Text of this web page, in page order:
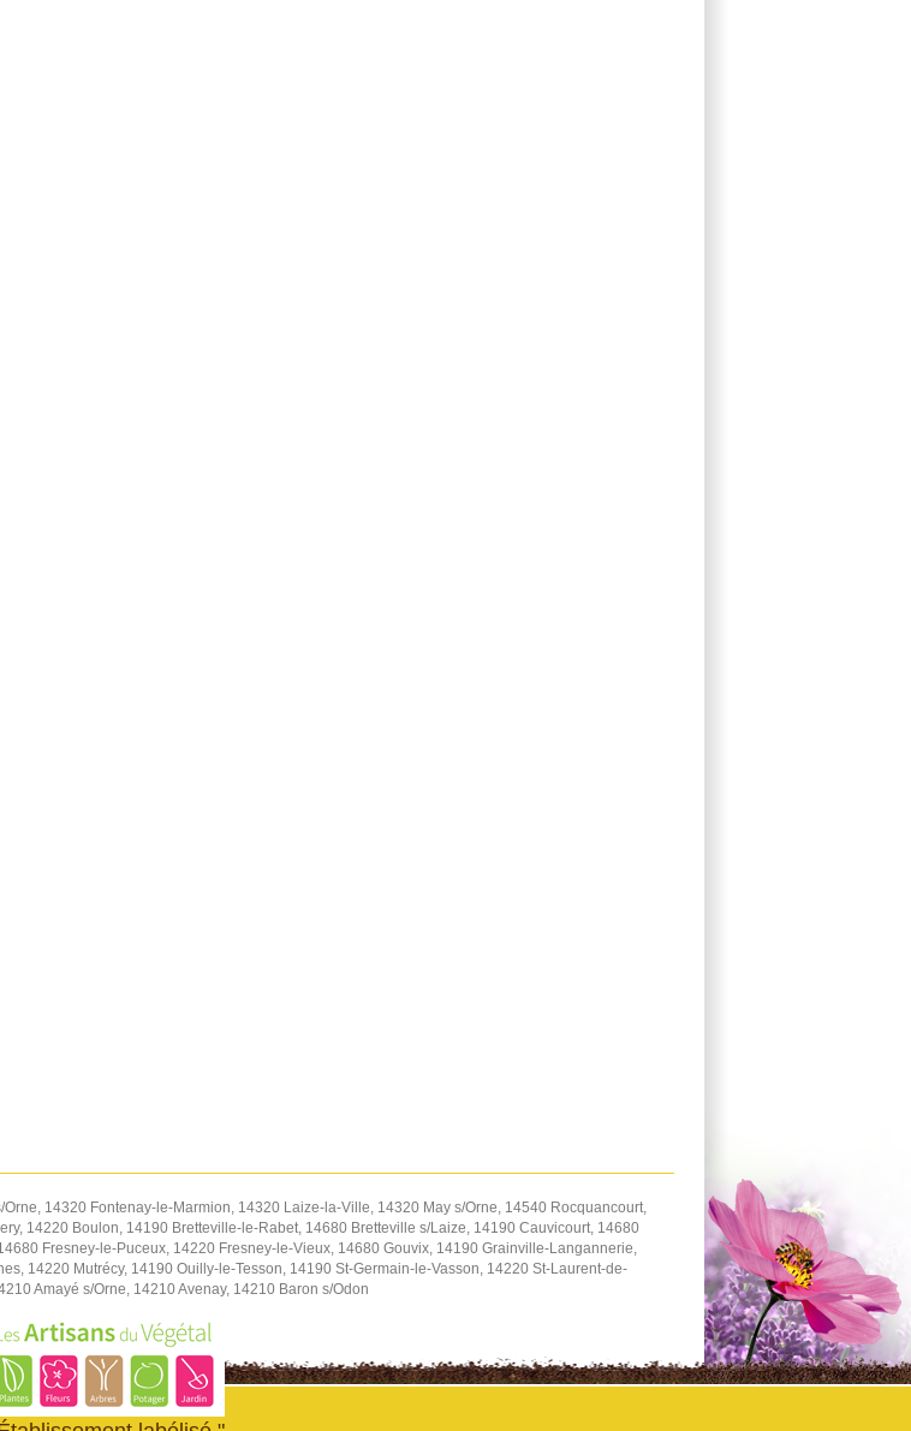
14320 Fontenay-le-Marmion, 14320 Laize-la-Ville, 14320 May s/Orne, 14540 Rocquancourt,
14220 Boulon, 14190 Bretteville-le-Rabet, 14680 Bretteville s/Laize, 14190 Cauvicourt, 14680
Fresney-le-Puceux, 14220 Fresney-le-Vieux, 14680 Gouvix, 14190 Grainville-Langannerie,
14220 Mutrécy, 14190 Ouilly-le-Tesson, 14190 St-Germain-le-Vasson, 14220 St-Laurent-de-
Amayé s/Orne, 14210 Avenay, 14210 Baron s/Odon